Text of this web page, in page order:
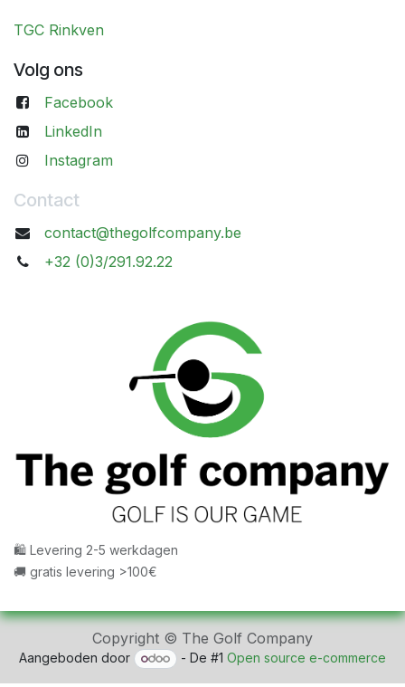
TGC Rinkven
Volg ons
Facebook
LinkedIn
Instagram
Contact
contact@thegolfcompany.be
+32 (0)3/291.92.22
🛍 Levering 2-5 werkdagen
🚚 gratis levering >100€
Copyright © The Golf Company
Aangeboden door - De #1Open source e-commerce